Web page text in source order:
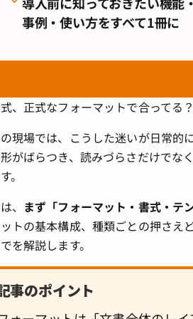
事例・使い方をすべて1冊に
式、正式なフォーマットで合って
現場では、こうした迷いが日常的
がばらつき、読みづらさだけでな
。
、 まず「フォーマット・書式・テ
トの基本構成、種類ごとの押さ
を解説します。
事のポイント